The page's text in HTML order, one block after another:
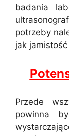
badania
potrzeby
jak
Przede
powinna